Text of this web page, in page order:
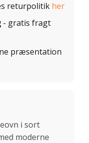
returpolitik her
- gratis fragt
præsentation
i sort
moderne